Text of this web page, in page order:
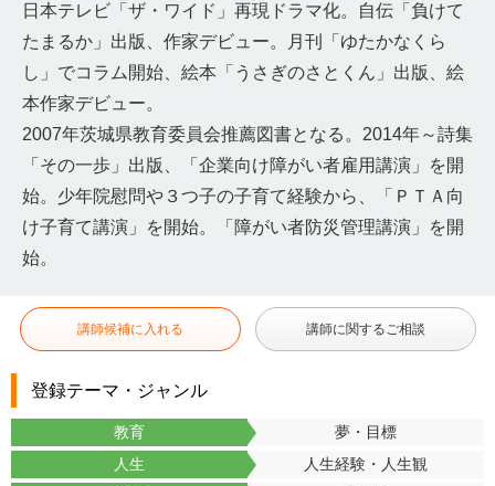
日本テレビ「ザ・ワイド」再現ドラマ化。自伝「負けて
たまるか」出版、作家デビュー。月刊「ゆたかなくら
し」でコラム開始、絵本「うさぎのさとくん」出版、絵
本作家デビュー。
2007年茨城県教育委員会推薦図書となる。2014年～詩集
「その一歩」出版、「企業向け障がい者雇用講演」を開
始。少年院慰問や３つ子の子育て経験から、「ＰＴＡ向
け子育て講演」を開始。「障がい者防災管理講演」を開
始。
講師候補に入れる 講師に関するご相談
登録テーマ・ジャンル
教育
夢・目標
人生
人生経験・人生観